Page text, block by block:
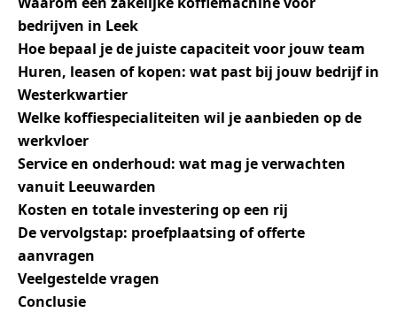
bedrijven in Leek
Hoe bepaal je de juiste capaciteit voor jouw team
Huren, leasen of kopen: wat past bij jouw bedrijf in
Westerkwartier
Welke koffiespecialiteiten wil je aanbieden op de
werkvloer
Service en onderhoud: wat mag je verwachten
vanuit Leeuwarden
Kosten en totale investering op een rij
De vervolgstap: proefplaatsing of offerte
aanvragen
Veelgestelde vragen
Conclusie